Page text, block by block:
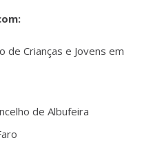
de Crianças e Jovens em
de Albufeira